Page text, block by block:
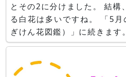
とその2に分けました。 結構
る白花は多いですね。 「5月の白花種類一覧2（か
ぎけん花図鑑）」に続きます
2に、5月に咲く白花の科毎
覧その１☘ かぎけん花